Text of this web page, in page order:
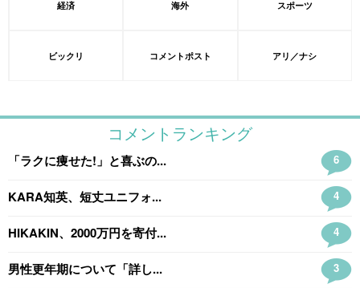
経済 海外 スポーツ
ビックリ コメントポスト アリ／ナシ